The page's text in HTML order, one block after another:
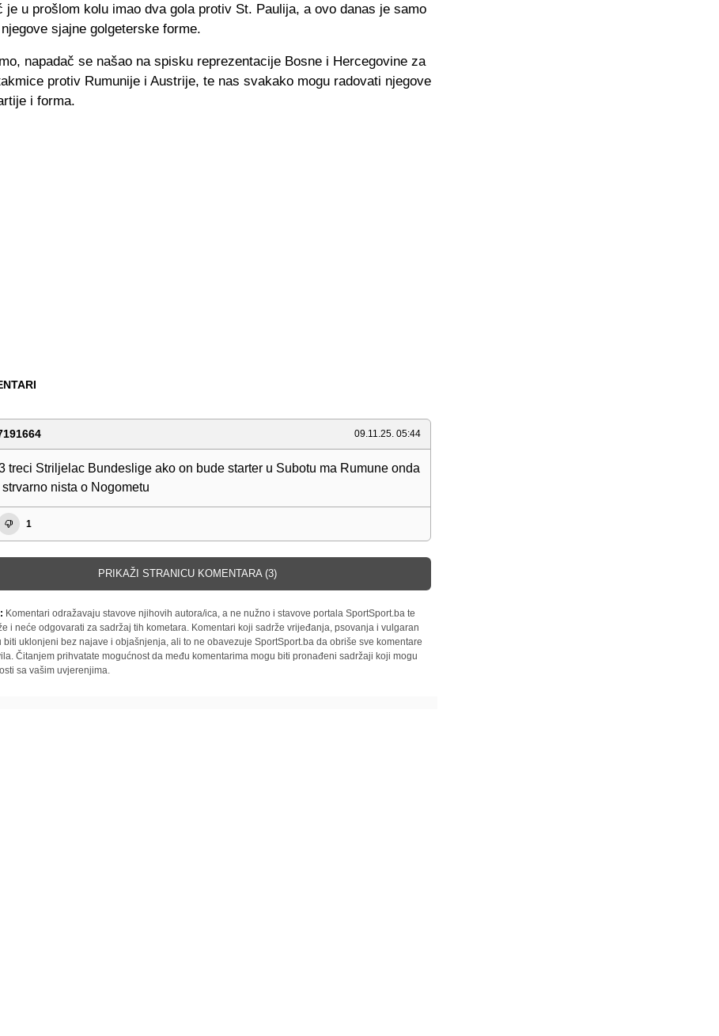
je u prošlom kolu imao dva gola protiv St. Paulija, a ovo danas je samo
sjajne golgeterske forme.
napadač se našao na spisku reprezentacije Bosne i Hercegovine za
protiv Rumunije i Austrije, te nas svakako mogu radovati njegove
i forma.
09.11.25. 05:44
treci Striljelac Bundeslige ako on bude starter u Subotu ma Rumune onda
nista o Nogometu
1
PRIKAŽI STRANICU KOMENTARA (3)
Komentari odražavaju stavove njihovih autora/ica, a ne nužno i stavove portala SportSport.ba te
i neće odgovarati za sadržaj tih kometara. Komentari koji sadrže vrijeđanja, psovanja i vulgaran
biti uklonjeni bez najave i objašnjenja, ali to ne obavezuje SportSport.ba da obriše sve komentare
Čitanjem prihvatate mogućnost da među komentarima mogu biti pronađeni sadržaji koji mogu
sa vašim uvjerenjima.